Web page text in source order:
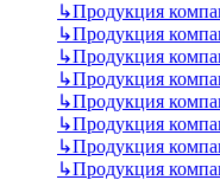
↳Продукция
↳Продукция
↳Продукция
↳Продукция
↳Продукция
↳Продукция
↳Продукция
↳Продукция